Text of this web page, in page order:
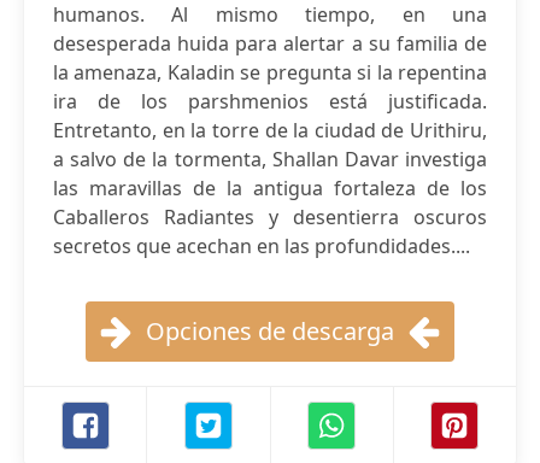
humanos. Al mismo tiempo, en una
desesperada huida para alertar a su familia de
la amenaza, Kaladin se pregunta si la repentina
ira de los parshmenios está justificada.
Entretanto, en la torre de la ciudad de Urithiru,
a salvo de la tormenta, Shallan Davar investiga
las maravillas de la antigua fortaleza de los
Caballeros Radiantes y desentierra oscuros
secretos que acechan en las profundidades....
Opciones de descarga